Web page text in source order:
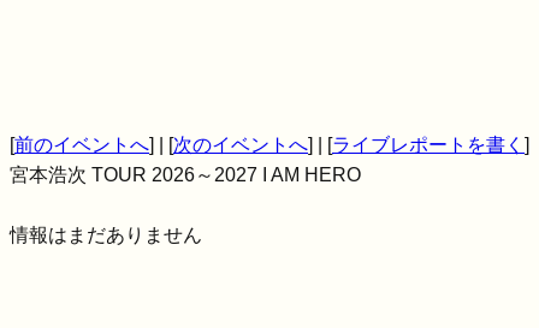
[前のイベントへ] | [次のイベントへ] | [ライブレポートを書く ]
宮本浩次 TOUR 2026～2027 I AM HERO
情報はまだありません